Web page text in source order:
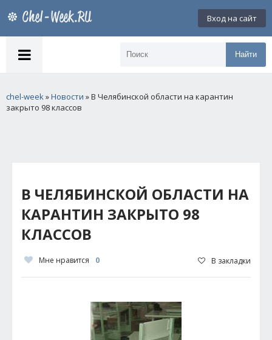
Вход на сайт
Найти
chel-week»Новости » В Челябинской области на карантин
закрыто 98 классов
В ЧЕЛЯБИНСКОЙ ОБЛАСТИ НА
КАРАНТИН ЗАКРЫТО 98
КЛАССОВ
Мне нравится 0 В закладки